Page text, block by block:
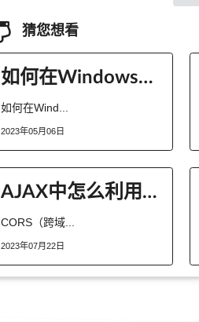
猜您想看
如何在Windows上使用联接感应器
如何在Wind...
2023年05月06日
AJAX中怎么利用 CORS解决跨域
CORS（跨域...
2023年07月22日